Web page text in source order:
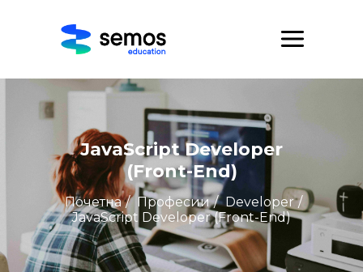
JavaScript Developer
(Front-End)
Почетна / Професии / Developer /
JavaScript Developer (Front-End)